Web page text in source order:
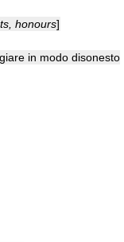
honours]
in modo disonesto